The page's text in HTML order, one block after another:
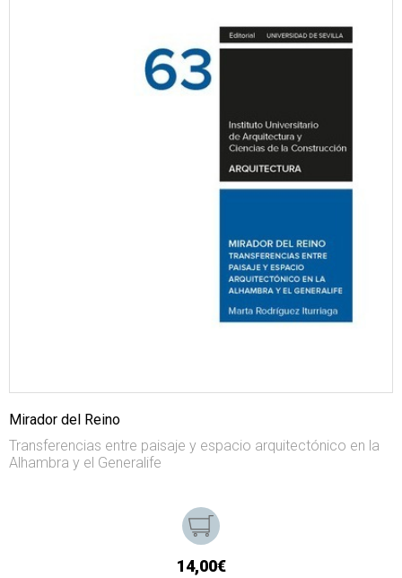
Mirador del Reino
Transferencias entre paisaje y espacio arquitectónico en la
Alhambra y el Generalife
14,00€